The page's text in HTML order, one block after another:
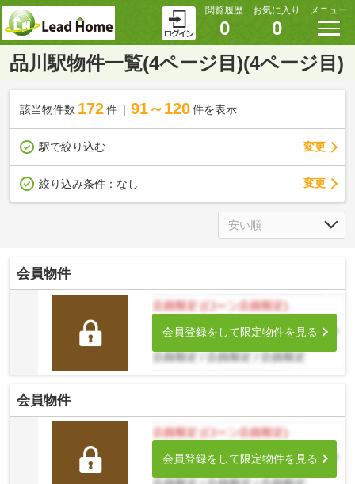
閲覧履歴
0
お気に入り
0
メニュー
品川駅物件一覧(4ページ目)(4ページ目)
該当物件数 172件 91～120 件を表示
駅で絞り込む 変更
絞り込み条件： なし 変更
会員物件
会員登録をして限定物件を見る
会員物件
会員登録をして限定物件を見る